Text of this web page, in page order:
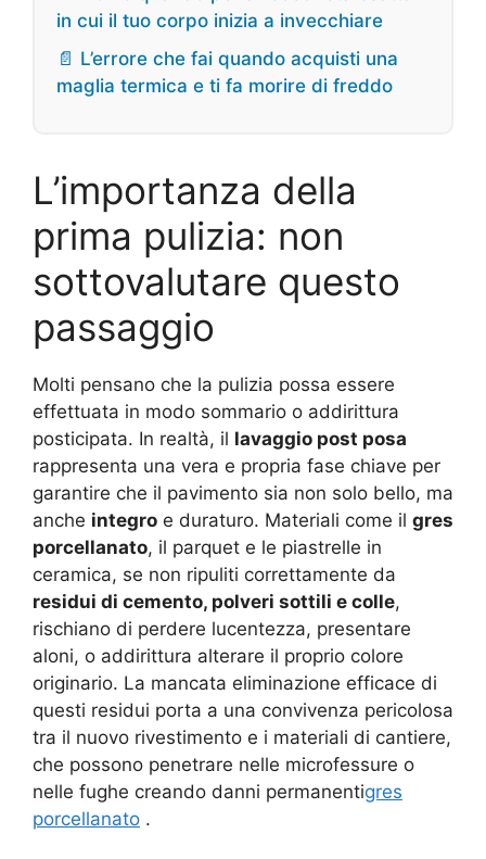
in cui il tuo corpo inizia a invecchiare
📄 L’errore che fai quando acquisti una
maglia termica e ti fa morire di freddo
L’importanza della
prima pulizia: non
sottovalutare questo
passaggio
Molti pensano che la pulizia possa essere
effettuata in modo sommario o addirittura
posticipata. In realtà, il lavaggio post posa
rappresenta una vera e propria fase chiave per
garantire che il pavimento sia non solo bello, ma
anche integro e duraturo. Materiali come il gres
porcellanato, il parquet e le piastrelle in
ceramica, se non ripuliti correttamente da
residui di cemento, polveri sottili e colle,
rischiano di perdere lucentezza, presentare
aloni, o addirittura alterare il proprio colore
originario. La mancata eliminazione efficace di
questi residui porta a una convivenza pericolosa
tra il nuovo rivestimento e i materiali di cantiere,
che possono penetrare nelle microfessure o
nelle fughe creando danni permanentigres
porcellanato .